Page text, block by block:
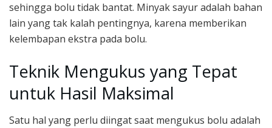
sehingga bolu tidak bantat. Minyak sayur adalah bahan
lain yang tak kalah pentingnya, karena memberikan
kelembapan ekstra pada bolu.
Teknik Mengukus yang Tepat
untuk Hasil Maksimal
Satu hal yang perlu diingat saat mengukus bolu adalah